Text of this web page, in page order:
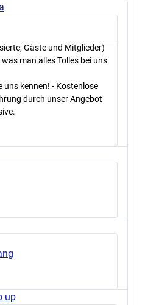
Gäste und Mitglieder)
man alles Tolles bei uns
uns kennen! - Kostenlose
durch unser Angebot
up